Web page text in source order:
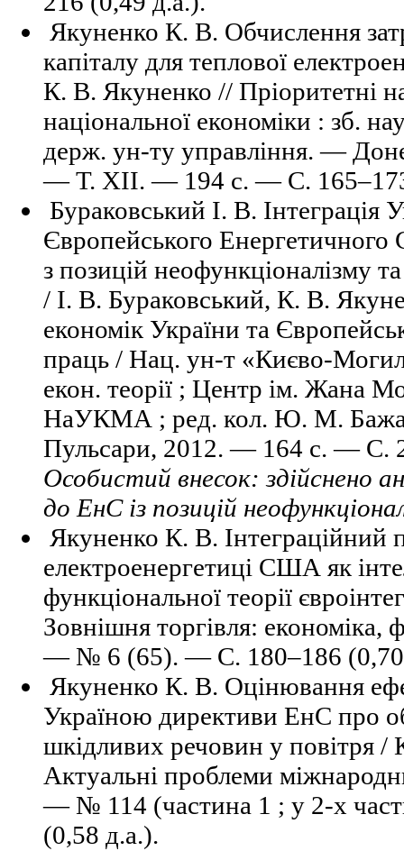
Якуненко К. В. Обчислення
капіталу для теплової
К. В. Якуненко // Пріоритетні
національної економіки : зб.
держ. ун-ту управління. —
— Т. ХІІ. — 194 с. — С.
Бураковський І. В. Інтеграція
Європейського Енергетичного
з позицій неофункціоналізму
/ І. В. Бураковський, К. В.
економік України та
праць / Нац. ун-т «Києво-
екон. теорії ; Центр ім. Жана
НаУКМА ; ред. кол. Ю. М.
Пульсари, 2012. — 164 с. — С.
Особистий внесок: здійснено
до ЕнС із позицій
Якуненко К. В. Інтеграційний
електроенергетиці США як
функціональної теорії
Зовнішня торгівля:
— № 6 (65). — С. 180–186 (0,70
Якуненко К. В. Оцінювання
Україною директиви ЕнС про
шкідливих речовин у повітря
Актуальні проблеми
— № 114 (частина 1 ; у 2-х
(0,58 д.а.).